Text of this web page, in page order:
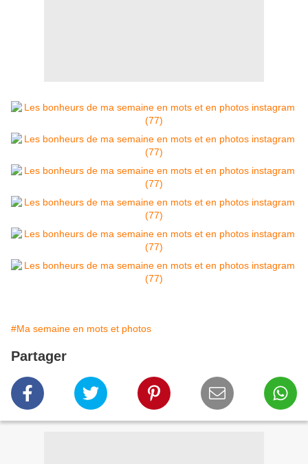
#Ma semaine en mots et photos
Partager